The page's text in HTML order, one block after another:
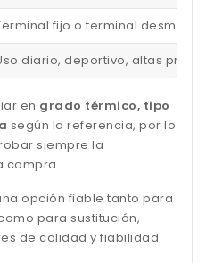
fijo o terminal
diario, deportivo, altas
en grado térmico, tipo
según la referencia, por lo
siempre la
compra.
opción fiable tanto para
para sustitución,
de calidad y fiabilidad